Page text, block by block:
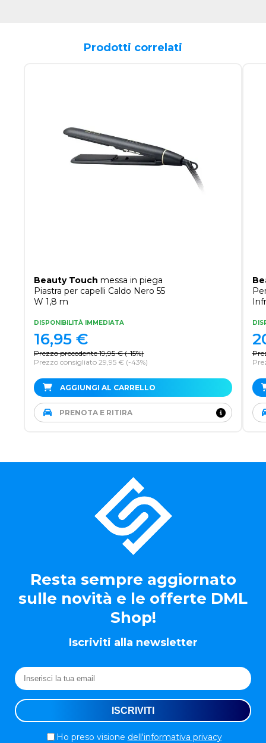
Prodotti correlati
Beauty Touch messa in piega
Piastra per capelli Caldo Nero 55
W 1,8 m
DISPONIBILITÀ IMMEDIATA
Prezzo precedente 19,95 € (-15%)
Prezzo consigliato 29,95 € (-43%)
16,95 €
AGGIUNGI AL CARRELLO
PRENOTA E RITIRA
Resta sempre aggiornato
sulle novità e le offerte DML
Shop!
Iscriviti alla newsletter
Ho preso visione dell'informativa privacy